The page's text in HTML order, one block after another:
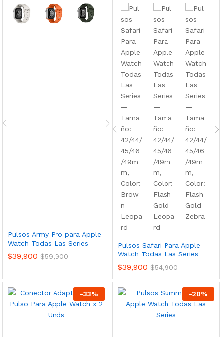
Pulsos Army Pro para Apple
Watch Todas Las Series
$39,900 $59,900
Pulsos Safari Para Apple
Watch Todas Las Series
$39,900 $54,900
-33% -20%